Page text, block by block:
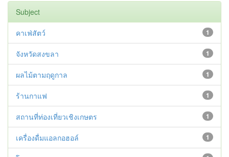
Subject
1
คาเฟ่สัตว์
1
จังหวัดสงขลา
1
ผลไม้ตามฤดูกาล
1
ร้านกาแฟ
1
สถานที่ท่องเที่ยวเชิงเกษตร
1
เครื่องดื่มแอลกอฮอล์